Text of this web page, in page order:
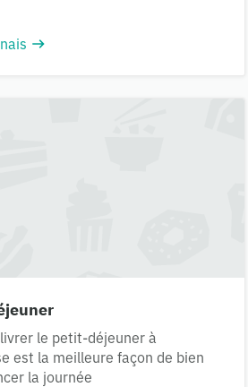
le petit-déjeuner à
est la meilleure façon de bien
la journée